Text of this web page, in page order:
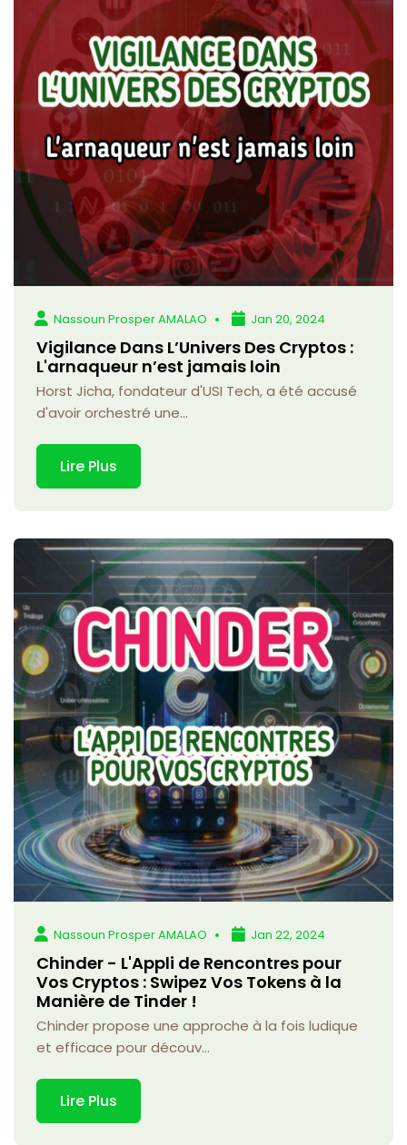
Nassoun Prosper AMALAO Jan 20, 2024
Vigilance Dans L’Univers Des Cryptos :
L'arnaqueur n’est jamais loin
Horst Jicha, fondateur d'USI Tech, a été accusé
d'avoir orchestré une...
Lire Plus
Nassoun Prosper AMALAO Jan 22, 2024
Chinder - L'Appli de Rencontres pour
Vos Cryptos : Swipez Vos Tokens à la
Manière de Tinder !
Chinder propose une approche à la fois ludique
et efficace pour découv...
Lire Plus